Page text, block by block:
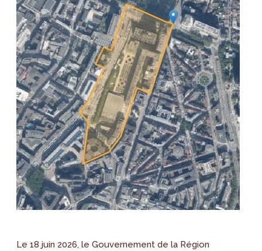
Le 18 juin 2026, le Gouvernement de la Région